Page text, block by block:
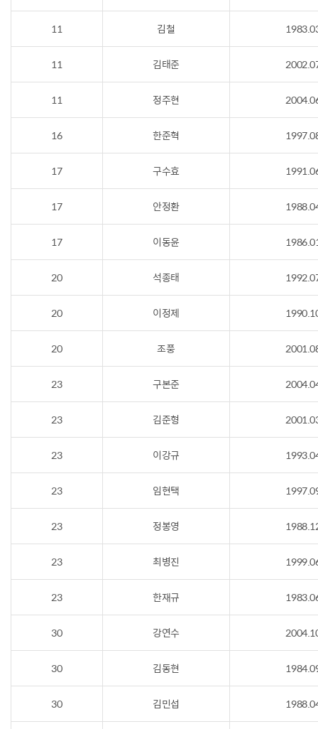
11 김철
11 김태준
11 정주현
16 한준혁
17 구수효
17 안정환
17 이동윤
20 석종태
20 이정제
20 조풍
23 구본준
23 김준형
23 이강규
23 임현택
23 정봉영
23 최병진
23 한재규
30 강연수
30 김동현
30 김민섭